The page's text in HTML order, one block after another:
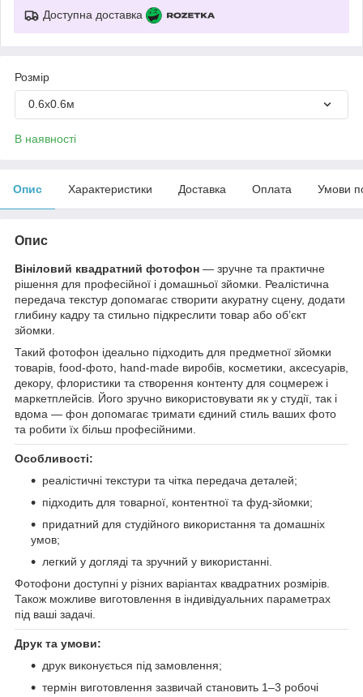
Доступна доставка
Розмір
0.6х0.6м
В наявності
Опис Характеристики Доставка Оплата Умови
Опис
Вініловий квадратний фотофон — зручне та практичне
рішення для професійної і домашньої зйомки. Реалістична
передача текстур допомагає створити акуратну сцену, додати
глибину кадру та стильно підкреслити товар або об’єкт
зйомки.
Такий фотофон ідеально підходить для предметної зйомки
товарів, food-фото, hand-made виробів, косметики, аксесуарів,
декору, флористики та створення контенту для соцмереж і
маркетплейсів. Його зручно використовувати як у студії, так і
вдома — фон допомагає тримати єдиний стиль ваших фото
та робити їх більш професійними.
Особливості:
реалістичні текстури та чітка передача деталей;
підходить для товарної, контентної та фуд-зйомки;
придатний для студійного використання та домашніх
умов;
легкий у догляді та зручний у використанні.
Фотофони доступні у різних варіантах квадратних розмірів.
Також можливе виготовлення в індивідуальних параметрах
під ваші задачі.
Друк та умови:
друк виконується під замовлення;
термін виготовлення зазвичай становить 1–3 робочі